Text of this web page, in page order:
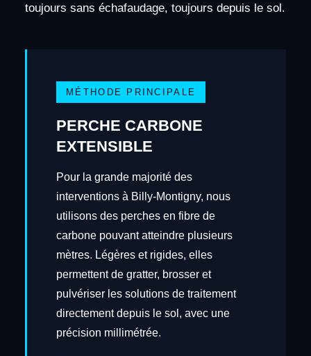
toujours sans échafaudage, toujours depuis le sol.
MÉTHODE PRINCIPALE
PERCHE CARBONE
EXTENSIBLE
Pour la grande majorité des
interventions à Billy-Montigny, nous
utilisons des perches en fibre de
carbone pouvant atteindre plusieurs
mètres. Légères et rigides, elles
permettent de gratter, brosser et
pulvériser les solutions de traitement
directement depuis le sol, avec une
précision millimétrée.